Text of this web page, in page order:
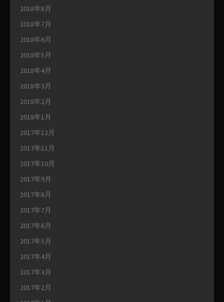
2018年8月
2018年7月
2018年6月
2018年5月
2018年4月
2018年3月
2018年2月
2018年1月
2017年12月
2017年11月
2017年10月
2017年9月
2017年8月
2017年7月
2017年6月
2017年5月
2017年4月
2017年3月
2017年2月